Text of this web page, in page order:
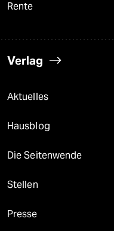
Rente
Verlag
Aktuelles
Hausblog
Die Seitenwende
Stellen
Presse